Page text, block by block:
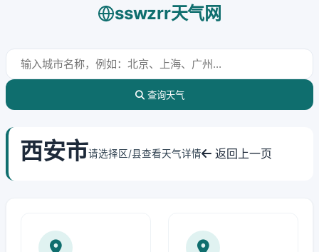
sswzrr天气网
查询天气
西安市请选择区/县查看天气详情 返回上一页